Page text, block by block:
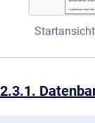
2.3.1.